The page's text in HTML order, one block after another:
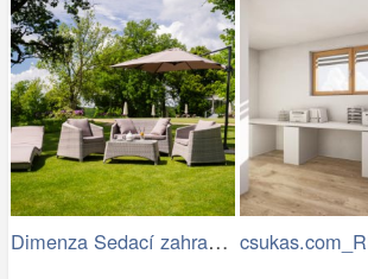
Dimenza Sedací zahradní souprava…